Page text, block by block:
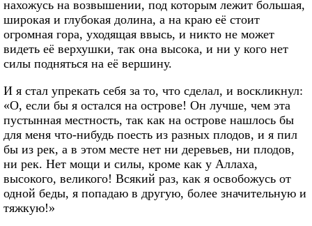
нахожусь на возвышении, под которым лежит большая,
широкая и глубокая долина, а на краю её стоит
огромная гора, уходящая ввысь, и никто не может
видеть её верхушки, так она высока, и ни у кого нет
силы подняться на её вершину.
И я стал упрекать себя за то, что сделал, и воскликнул:
«О, если бы я остался на острове! Он лучше, чем эта
пустынная местность, так как на острове нашлось бы
для меня что-нибудь поесть из разных плодов, и я пил
бы из рек, а в этом месте нет ни деревьев, ни плодов,
ни рек. Нет мощи и силы, кроме как у Аллаха,
высокого, великого! Всякий раз, как я освобожусь от
одной беды, я попадаю в другую, более значительную и
тяжкую!»